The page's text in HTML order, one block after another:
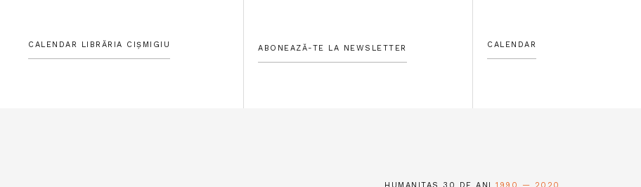
CALENDAR
CALENDAR LIBRĂRIA CIȘMIGIU ABONEAZĂ-TE LA NEWSLETTER
HUMANITAS 30 DE ANI1990 — 2020